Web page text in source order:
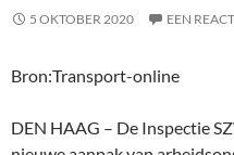
5 OKTOBER 2020 EEN
Bron:Transport-online
DEN HAAG – De Inspectie